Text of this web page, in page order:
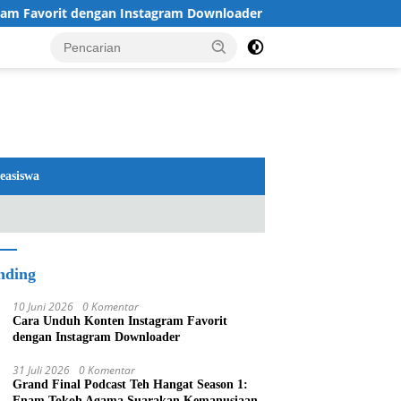
dengan Instagram Downloader
10 Juni 2026 0 Komentar
Cara Unduh Konten Instagram Favorit
dengan Instagram Downloader
31 Juli 2026 0 Komentar
Grand Final Podcast Teh Hangat Season 1: